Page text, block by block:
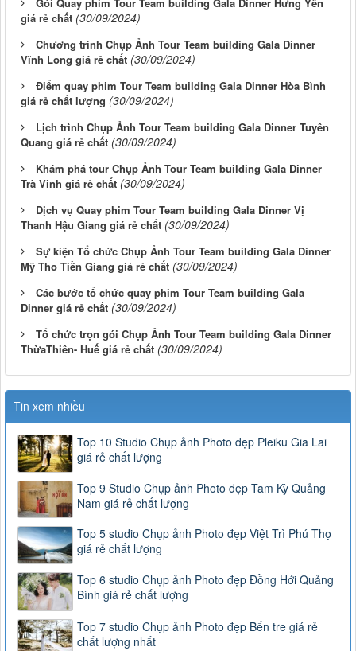
giá rẻ chất (30/09/2024)
Chương trình Chụp Ảnh Tour Team building Gala Dinner
Vĩnh Long giá rẻ chất (30/09/2024)
Điểm quay phim Tour Team building Gala Dinner Hòa Bình
giá rẻ chất lượng (30/09/2024)
Lịch trình Chụp Ảnh Tour Team building Gala Dinner Tuyên
Quang giá rẻ chất (30/09/2024)
Khám phá tour Chụp Ảnh Tour Team building Gala Dinner
Trà Vinh giá rẻ chất (30/09/2024)
Dịch vụ Quay phim Tour Team building Gala Dinner Vị
Thanh Hậu Giang giá rẻ chất (30/09/2024)
Sự kiện Tổ chức Chụp Ảnh Tour Team building Gala Dinner
Mỹ Tho Tiền Giang giá rẻ chất (30/09/2024)
Các bước tổ chức quay phim Tour Team building Gala
Dinner giá rẻ chất (30/09/2024)
Tổ chức trọn gói Chụp Ảnh Tour Team building Gala Dinner
ThừaThiên- Huế giá rẻ chất (30/09/2024)
Tin xem nhiều
Top 10 Studio Chụp ảnh Photo đẹp Pleiku Gia Lai
giá rẻ chất lượng
Top 9 Studio Chụp ảnh Photo đẹp Tam Kỳ Quảng
Nam giá rẻ chất lượng
Top 5 studio Chụp ảnh Photo đẹp Việt Trì Phú Thọ
giá rẻ chất lượng
Top 6 studio Chụp ảnh Photo đẹp Đồng Hới Quảng
Bình giá rẻ chất lượng
Top 7 studio Chụp ảnh Photo đẹp Bến tre giá rẻ
chất lượng nhất